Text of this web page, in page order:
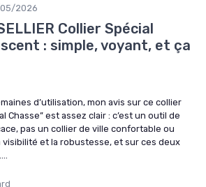
2026
Collier Spécial
: simple, voyant, et ça
d’utilisation, mon avis sur ce collier
Chasse” est assez clair : c’est un outil de
pas un collier de ville confortable ou
visibilité et la robustesse, et sur ces deux